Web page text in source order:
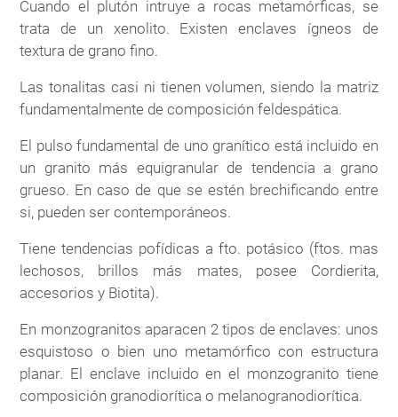
Cuando el plutón intruye a rocas metamórficas, se
trata de un xenolito. Existen enclaves ígneos de
textura de grano fino.
Las tonalitas casi ni tienen volumen, siendo la matriz
fundamentalmente de composición feldespática.
El pulso fundamental de uno granítico está incluido en
un granito más equigranular de tendencia a grano
grueso. En caso de que se estén brechificando entre
si, pueden ser contemporáneos.
Tiene tendencias pofídicas a fto. potásico (ftos. mas
lechosos, brillos más mates, posee Cordierita,
accesorios y Biotita).
En monzogranitos aparacen 2 tipos de enclaves: unos
esquistoso o bien uno metamórfico con estructura
planar. El enclave incluido en el monzogranito tiene
composición granodiorítica o melanogranodiorítica.